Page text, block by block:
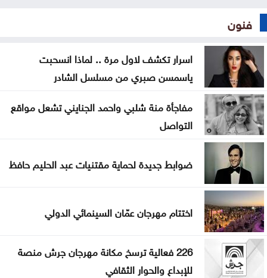
فنون
اسرار تكشف لاول مرة .. لماذا انسحبت
ياسمسن صبري من مسلسل الشادر
مفاجأة منة شلبي واحمد الجنايني تشعل مواقع
التواصل
ضوابط جديدة لحماية مقتنيات عبد الحليم حافظ
اختتام مهرجان عمّان السينمائي الدولي
226 فعالية ترسخ مكانة مهرجان جرش منصة
للإبداع والحوار الثقافي